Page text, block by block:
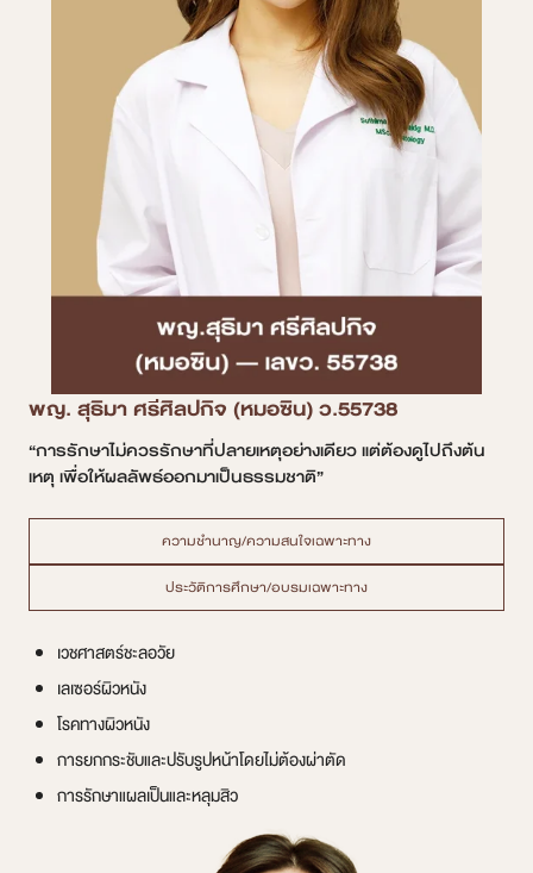
พญ. สุธิมา ศรีศิลปกิจ (หมอซิน) ว.55738
“การรักษาไม่ควรรักษาที่ปลายเหตุอย่างเดียว แต่ต้องดูไปถึงต้น
เหตุ เพื่อให้ผลลัพธ์ออกมาเป็นธรรมชาติ”
ความชำนาญ/ความสนใจเฉพาะทาง
ประวัติการศึกษา/อบรมเฉพาะทาง
เวชศาสตร์ชะลอวัย
เลเซอร์ผิวหนัง
โรคทางผิวหนัง
การยกกระชับและปรับรูปหน้าโดยไม่ต้องผ่าตัด
การรักษาแผลเป็นและหลุมสิว